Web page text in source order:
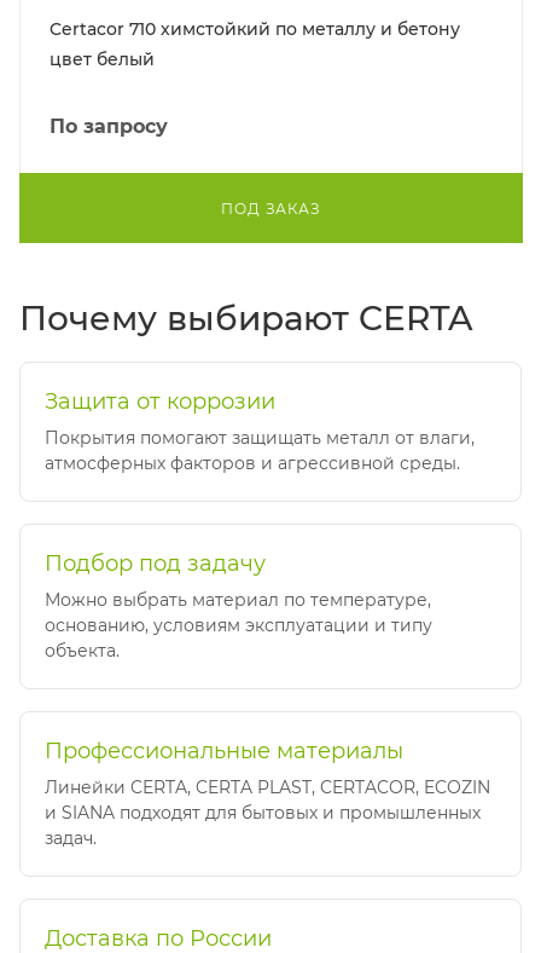
Certacor 710 химстойкий по металлу и бетону
цвет белый
По запросу
ПОД ЗАКАЗ
Почему выбирают CERTA
Защита от коррозии
Покрытия помогают защищать металл от влаги,
атмосферных факторов и агрессивной среды.
Подбор под задачу
Можно выбрать материал по температуре,
основанию, условиям эксплуатации и типу
объекта.
Профессиональные материалы
Линейки CERTA, CERTA PLAST, CERTACOR, ECOZIN
и SIANA подходят для бытовых и промышленных
задач.
Доставка по России